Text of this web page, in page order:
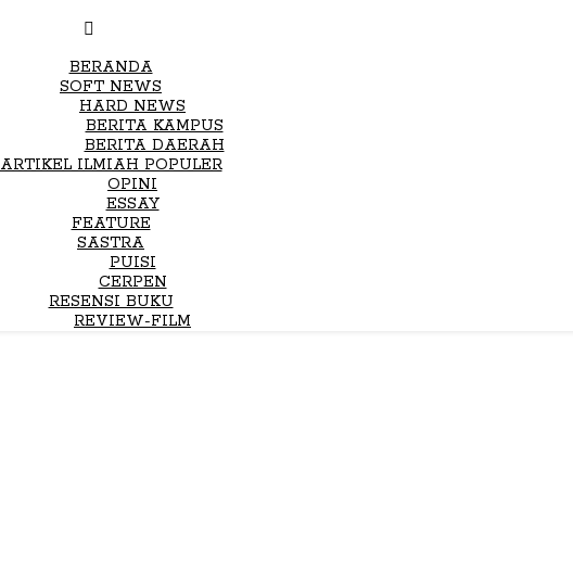
BERANDA
SOFT NEWS
HARD NEWS
BERITA KAMPUS
BERITA DAERAH
ARTIKEL ILMIAH POPULER
OPINI
ESSAY
FEATURE
SASTRA
PUISI
CERPEN
RESENSI BUKU
REVIEW-FILM